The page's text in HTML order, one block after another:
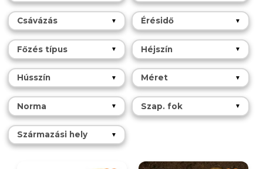
Csávázás ▼ Érésidő ▼
Főzés típus ▼ Héjszín ▼
Hússzín ▼ Méret ▼
Norma ▼ Szap. fok ▼
Származási hely ▼